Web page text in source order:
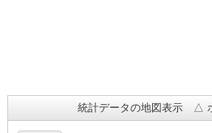
統計データの地図表示 △